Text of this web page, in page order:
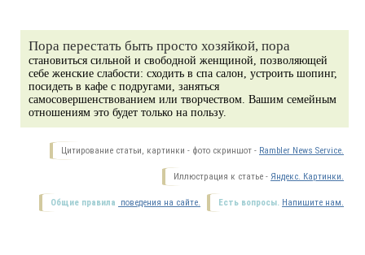
Пора перестать быть просто хозяйкой, пора
становиться сильной и свободной женщиной, позволяющей
себе женские слабости: сходить в спа салон, устроить шопинг,
посидеть в кафе с подругами, заняться
самосовершенствованием или творчеством. Вашим семейным
отношениям это будет только на пользу.
Цитирование статьи, картинки - фото скриншот - Rambler News Service.
Иллюстрация к статье - Яндекс. Картинки.
Есть вопросы. Напишите нам.
Общие правила поведения на сайте.